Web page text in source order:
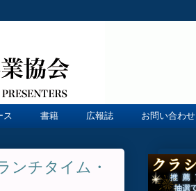
ス 書籍 広報誌 お問い合わせ
ンチタイム・